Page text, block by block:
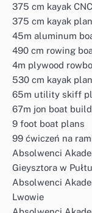
375 cm kayak
375 cm kayak
45m aluminum
490 cm rowing
4m plywood
530 cm kayak
65m utility skiff
67m jon boat
9 foot boat plans
99 ćwiczeń na
Absolwenci
Gieysztora w
Absolwenci
Lwowie